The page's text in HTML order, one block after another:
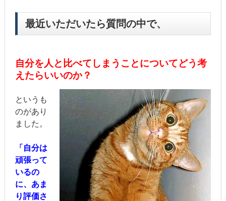
最近いただいたら質問の中で、
自分を人と比べてしまうことについてどう考
えたらいいのか？
というも
のがあり
ました。
「自分は
頑張って
いるの
に、あま
り評価さ